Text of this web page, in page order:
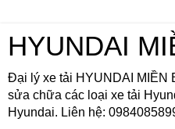
HYUNDAI
Đại lý xe tải HYUNDAI MIỀN
sửa chữa các loại xe tải
Hyundai. Liên hệ: